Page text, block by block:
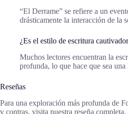
“El Derrame” se refiere a un
drásticamente la interacción de la
¿Es el estilo de escritura
Muchos lectores encuentran la
profunda, lo que hace que sea
Reseñas
Para una exploración más profunda de
y contras, visita nuestra reseña